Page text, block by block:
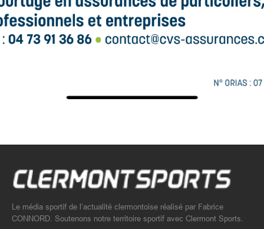
Le média sportif de l’actualité clermontoise réalisé par Fabrice
CONNORD. Soutenons notre territoire sportif avec Clermont Sports.